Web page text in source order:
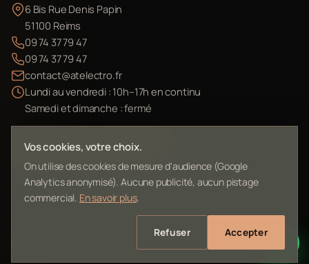
6 Bis Rue Denis Papin
51100 Reims
09 74 37 79 47
09 74 37 79 47
contact@atelectro.fr
Lundi au vendredi : 10h–17h en continu
Samedi et dimanche : fermé
Envoyer mon matériel
L'Atelier Electro Reims — SIRET 10261022700013
Vos cookies, votre choix.
On utilise des cookies de mesure d'audience (Google
Analytics anonymisé). Aucune publicité, aucun pistage
commercial. En savoir plus.
Refuser Accepter